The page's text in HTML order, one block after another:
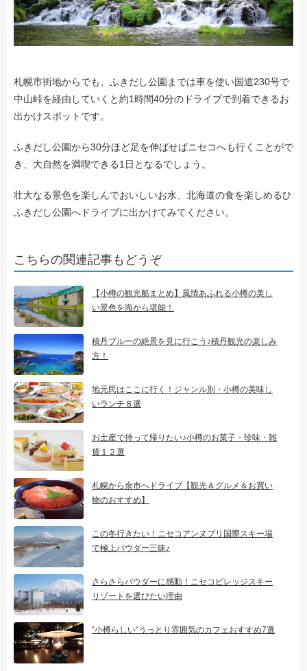
札幌市街地からでも、ふきだし公園までは車を使い国道230号で
中山峠を経由していくと約1時間40分のドライブで到着できるお
出かけスポットです。
ふきだし公園から30分ほど足を伸ばせばニセコへも行くことがで
き、大自然を満喫できる1日となるでしょう。
壮大なる景色を楽しんでおいしいお水、北海道の食を楽しめるひ
ふきだし公園へドライブに出かけてみてください。
こちらの関連記事もどうぞ
【小樽の観光船まとめ】風情あふれる小樽の美し
い景色を海から堪能！
積丹ブルーの絶景を見に行こう♪積丹観光の楽しみ
方！
地元民はここに行く！ジャンル別・小樽の美味し
いランチ８選
お土産で持って帰りたい♪小樽のお菓子・珍味・雑
貨１２選
札幌から余市へドライブ【観光＆グルメ＆お買い
物のおすすめ】
この冬行きたい！ニセコアンヌプリ国際スキー場
で極上パウダー三昧♪
さらさらパウダーに感動！ニセコビレッジスキー
リゾートを選びたい理由
“小樽らしい“うっとり雰囲気のカフェおすすめ7選